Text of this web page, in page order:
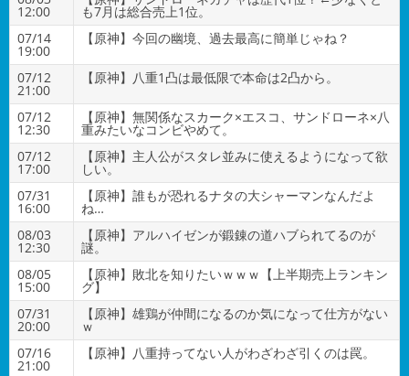
12:00
も7月は総合売上1位。
07/14
19:00
【原神】今回の幽境、過去最高に簡単じゃね？
07/12
21:00
【原神】八重1凸は最低限で本命は2凸から。
07/12
12:30
【原神】無関係なスカーク×エスコ、サンドローネ×八
重みたいなコンビやめて。
07/12
17:00
【原神】主人公がスタレ並みに使えるようになって欲
しい。
07/31
16:00
【原神】誰もが恐れるナタの大シャーマンなんだよ
ね…
08/03
12:30
【原神】アルハイゼンが鍛錬の道ハブられてるのが
謎。
08/05
15:00
【原神】敗北を知りたいｗｗｗ【上半期売上ランキン
グ】
07/31
20:00
【原神】雄鶏が仲間になるのか気になって仕方がない
ｗ
07/16
21:00
【原神】八重持ってない人がわざわざ引くのは罠。